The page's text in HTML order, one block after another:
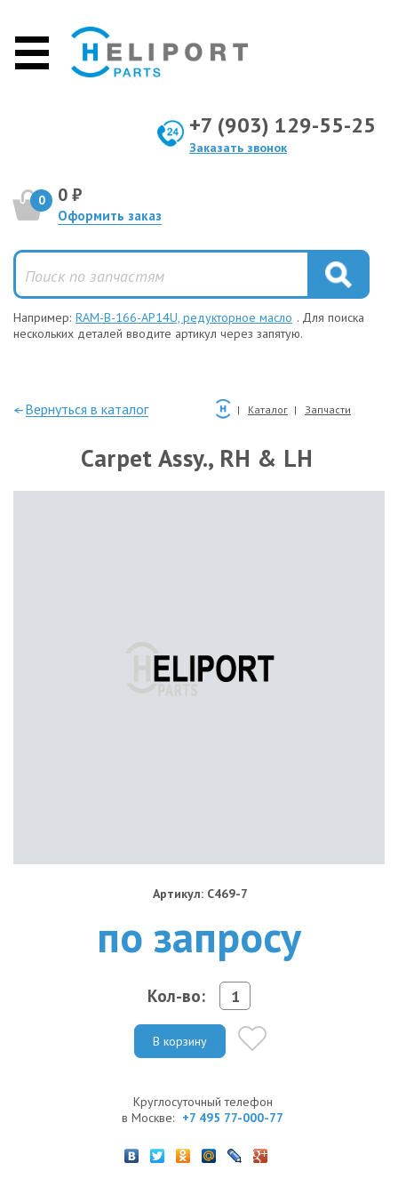
+7 (903) 129-55-25
Заказать звонок
0 0 ₽
Оформить заказ
Например: RAM-B-166-AP14U, редукторное масло . Для поиска
нескольких деталей вводите артикул через запятую.
—Вернуться в каталог Каталог Запчасти
Carpet Assy., RH & LH
Артикул: C469-7
по запросу
Кол-во:
В корзину
Круглосуточный телефон
в Москве: +7 495 77-000-77